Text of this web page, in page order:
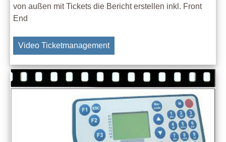
von außen mit Tickets die Bericht erstellen inkl. Front
End
Video Ticketmanagement